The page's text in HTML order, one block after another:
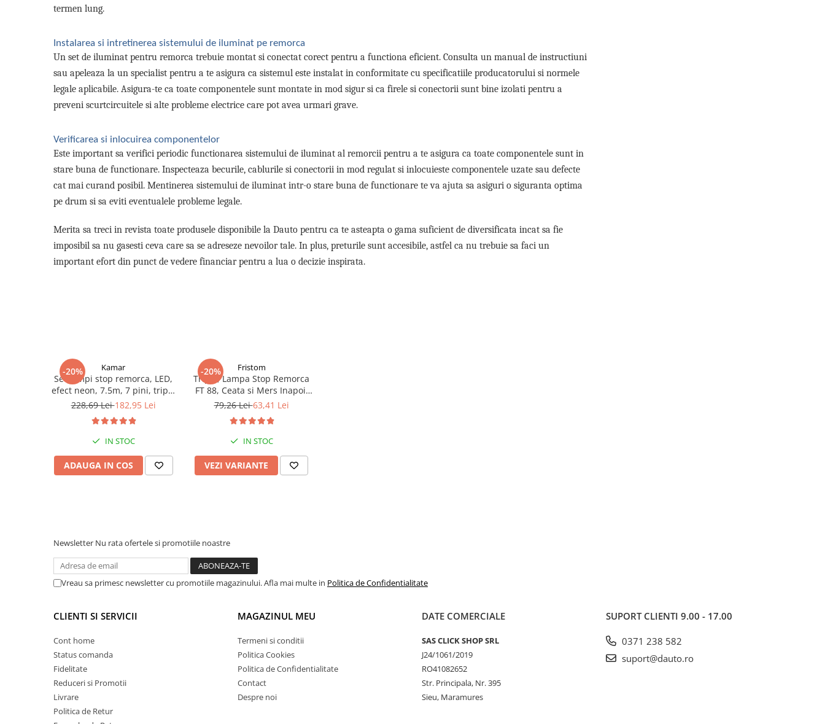
Lampi LED auto dedicate
Lampi Stop, Semnalizare & Triple
Lampi Fata cu Bec & Semnalizare
Lampi Fata LED & Semnalizare
Lampi Spate cu Bec & Triple
Lampi Spate LED & Triple
Lumini de Zi, DRL
Proiectoare de lucru si marsarier
Proiectoare suplimentare, Camion,
Proiectoare Halogen plus LED
Dispozitive Avertizare
Accesorii Goarne Pneumatice
Goarne si trompete cu aer
Benzi si placi reflectorizante
Girofaruri auto si camion
Rampe luminoase girofar
Elemente Caroserie
Capace inox si jante
Oglinzi auto
Parasolare Camion – Cabina si
Protectii si pasaje roti
Reclame Luminoase
termen lung.
Instalarea si intretinerea sistemului de iluminat pe remorca
Un set de iluminat pentru remorca trebuie montat si conectat corect pentru a functiona eficient. Consulta un manual de instructiuni
sau apeleaza la un specialist pentru a te asigura ca sistemul este instalat in conformitate cu specificatiile producatorului si normele
legale aplicabile. Asigura-te ca toate componentele sunt montate in mod sigur si ca firele si conectorii sunt bine izolati pentru a
preveni scurtcircuitele si alte probleme electrice care pot avea urmari grave.
Verificarea si inlocuirea componentelor
Este important sa verifici periodic functionarea sistemului de iluminat al remorcii pentru a te asigura ca toate componentele sunt in
stare buna de functionare. Inspecteaza becurile, cablurile si conectorii in mod regulat si inlocuieste componentele uzate sau defecte
cat mai curand posibil. Mentinerea sistemului de iluminat intr-o stare buna de functionare te va ajuta sa asiguri o siguranta optima
pe drum si sa eviti eventualele probleme legale.
Merita sa treci in revista toate produsele disponibile la Dauto pentru ca te asteapta o gama suficient de diversificata incat sa fie
imposibil sa nu gasesti ceva care sa se adreseze nevoilor tale. In plus, preturile sunt accesibile, astfel ca nu trebuie sa faci un
important efort din punct de vedere financiar pentru a lua o decizie inspirata.
-20% Kamar
Set lampi stop remorca, LED,
efect neon, 7.5m, 7 pini, tripla
L2412
228,69 Lei182,95 Lei
IN STOC
ADAUGA IN COS
-20% Fristom
Tripla, Lampa Stop Remorca
FT 88, Ceata si Mers Inapoi,
conexiune cablu
79,26 Lei63,41 Lei
IN STOC
VEZI VARIANTE
Newsletter Nu rata ofertele si promotiile noastre
Vreau sa primesc newsletter cu promotiile magazinului. Afla mai multe in Politica de Confidentialitate
CLIENTI SI SERVICII
Cont home
Status comanda
Fidelitate
Reduceri si Promotii
Livrare
Politica de Retur
MAGAZINUL MEU
Termeni si conditii
Politica Cookies
Politica de Confidentialitate
Contact
Despre noi
DATE COMERCIALE
SAS CLICK SHOP SRL
J24/1061/2019
RO41082652
Str. Principala, Nr. 395
Sieu, Maramures
SUPORT CLIENTI 9.00 - 17.00
0371 238 582
suport@dauto.ro